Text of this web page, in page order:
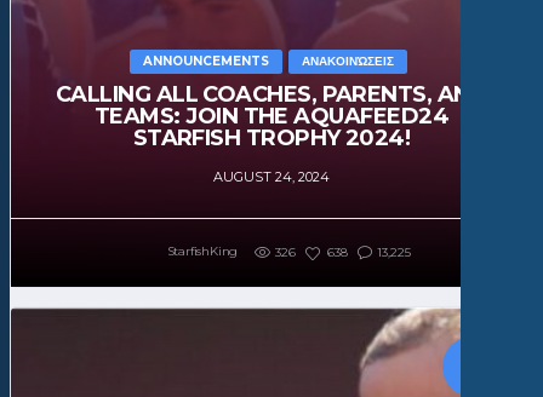
ANNOUNCEMENTS ΑΝΑΚΟΙΝΏΣΕΙΣ
CALLING ALL COACHES, PARENTS, AND
TEAMS: JOIN THE AQUAFEED24
STARFISH TROPHY 2024!
AUGUST 24, 2024
StarfishKing 326 638 13,225